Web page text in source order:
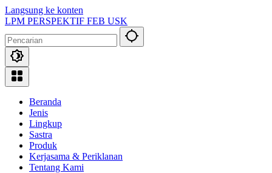
Langsung ke konten
LPM PERSPEKTIF FEB USK
Beranda
Jenis
Lingkup
Sastra
Produk
Kerjasama & Periklanan
Tentang Kami